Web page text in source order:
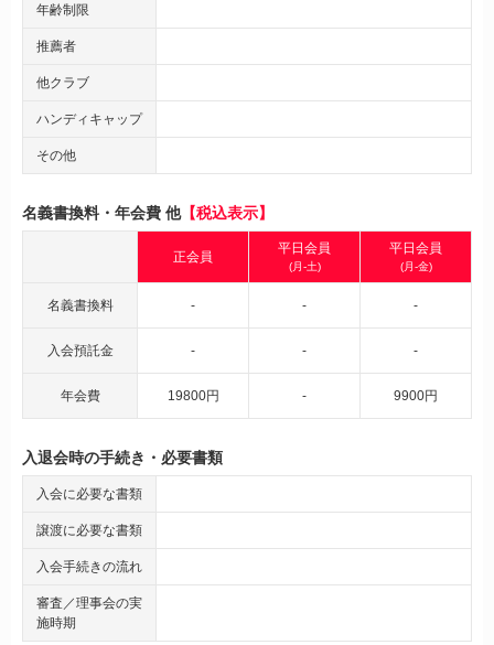
年齢制限
推薦者
他クラブ
ハンディキャップ
その他
名義書換料・年会費 他【税込表示】
正会員
平日会員
(月-土)
平日会員
(月-金)
名義書換料 - - -
入会預託金 - - -
年会費 19800円 - 9900円
入退会時の手続き・必要書類
入会に必要な書類
譲渡に必要な書類
入会手続きの流れ
審査／理事会の実
施時期